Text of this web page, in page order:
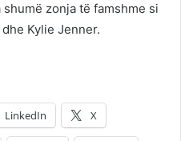
zonja të famshme si
Kylie Jenner.
LinkedIn X